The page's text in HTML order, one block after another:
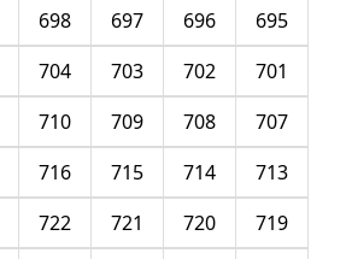
695
696
697
698
701
702
703
704
707
708
709
710
713
714
715
716
719
720
721
722